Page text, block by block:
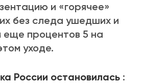
и «горячее»
без следа ушедших и
еще процентов 5 на
уходе.
России остановилась :